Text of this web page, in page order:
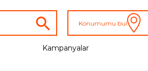
Konumumu bul
Kampanyalar